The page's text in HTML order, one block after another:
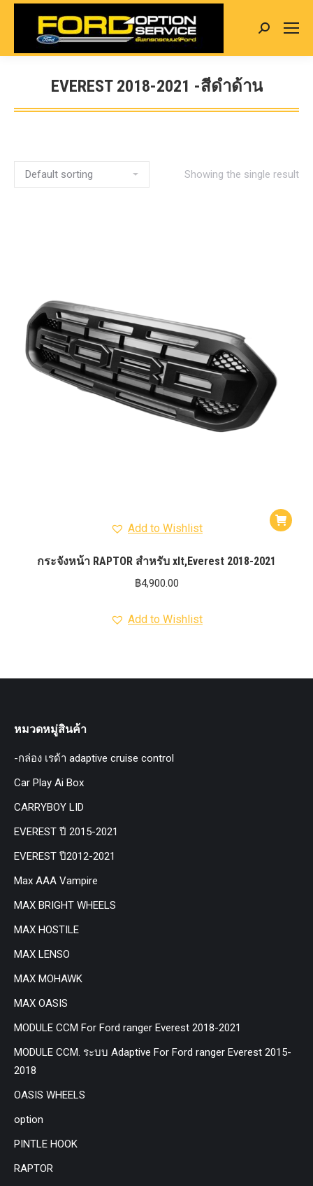
Search:
EVEREST 2018-2021 -สีดำด้าน
You are here:
Showing the single result
Add to Wishlist
กระจังหน้า RAPTOR สำหรับ xlt,Everest 2018-2021
฿4,900.00
Add to Wishlist
หมวดหมู่สินค้า
-กล่อง เรด้า adaptive cruise control
Car Play Ai Box
CARRYBOY LID
EVEREST ปี 2015-2021
EVEREST ปี2012-2021
Max AAA Vampire
MAX BRIGHT WHEELS
MAX HOSTILE
MAX LENSO
MAX MOHAWK
MAX OASIS
MODULE CCM For Ford ranger Everest 2018-2021
MODULE CCM. ระบบ Adaptive For Ford ranger Everest 2015-
2018
OASIS WHEELS
option
PINTLE HOOK
RAPTOR